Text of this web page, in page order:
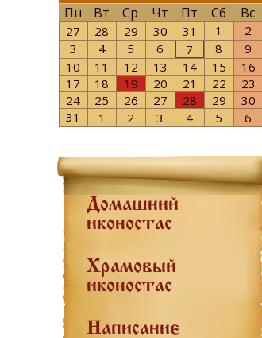
Пн
Вт Ср Чт Пт Сб Вс
27 28 29 30 31 1
2
3
4 5 6 7 8
9
10
11 12 13 14 15
16
17
18 19 20 21 22
23
24
25 26 27 28 29
30
31
1 2 3 4 5 6
Домашний
иконостас
Храмовый
иконостас
Написание